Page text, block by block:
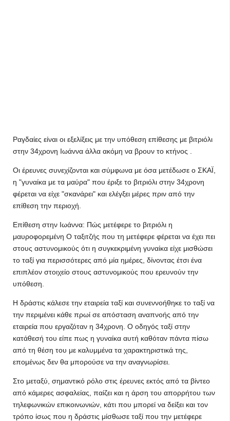
Ραγδαίες είναι οι εξελίξεις με την υπόθεση επίθεσης με βιτριόλι
στην 34χρονη Ιωάννα άλλα ακόμη να βρουν το κτήνος .
Οι έρευνες συνεχίζονται και σύμφωνα με όσα μετέδωσε ο ΣΚΑΪ,
η "γυναίκα με τα μαύρα" που έριξε το βιτριόλι στην 34χρονη
φέρεται να είχε "σκανάρει" και ελέγξει μέρες πριν από την
επίθεση την περιοχή.
Επίθεση στην Ιωάννα: Πώς μετέφερε το βιτριόλι η
μαυροφορεμένη Ο ταξιτζής που τη μετέφερε φέρεται να έχει πει
στους αστυνομικούς ότι η συγκεκριμένη γυναίκα είχε μισθώσει
το ταξί για περισσότερες από μία ημέρες, δίνοντας έτσι ένα
επιπλέον στοιχείο στους αστυνομικούς που ερευνούν την
υπόθεση.
Η δράστις κάλεσε την εταιρεία ταξί και συνεννοήθηκε το ταξί να
την περιμένει κάθε πρωί σε απόσταση αναπνοής από την
εταιρεία που εργαζόταν η 34χρονη. Ο οδηγός ταξί στην
κατάθεσή του είπε πως η γυναίκα αυτή καθόταν πάντα πίσω
από τη θέση του με καλυμμένα τα χαρακτηριστικά της,
επομένως δεν θα μπορούσε να την αναγνωρίσει.
Στο μεταξύ, σημαντικό ρόλο στις έρευνες εκτός από τα βίντεο
από κάμερες ασφαλείας, παίζει και η άρση του απορρήτου των
τηλεφωνικών επικοινωνιών, κάτι που μπορεί να δείξει και τον
τρόπο ίσως που η δράστις μίσθωσε ταξί που την μετέφερε